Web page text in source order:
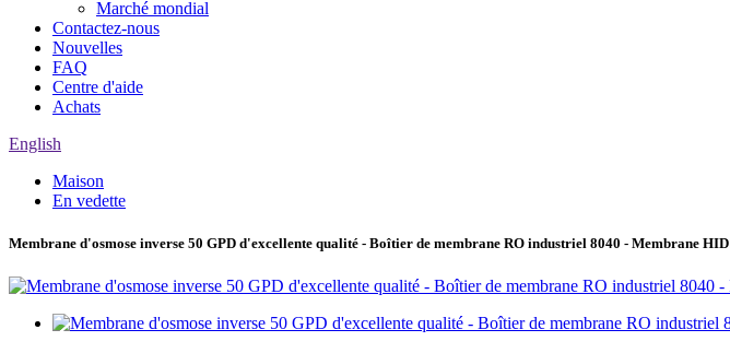
Marché mondial
Contactez-nous
Nouvelles
FAQ
Centre d'aide
Achats
English
Maison
En vedette
Membrane d'osmose inverse 50 GPD d'excellente qualité - Boîtier de membrane RO industriel 8040 - Membrane HID